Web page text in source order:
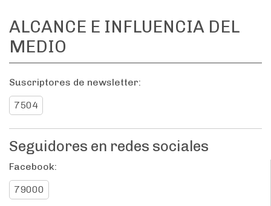
ALCANCE E INFLUENCIA DEL
MEDIO
Suscriptores de newsletter:
7504
Seguidores en redes sociales
Facebook:
79000